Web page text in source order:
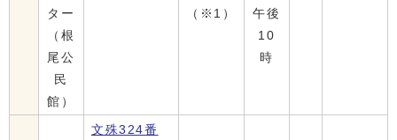
ター
（根
尾公
民
館）
（※1）
午後
10
時
文殊324番